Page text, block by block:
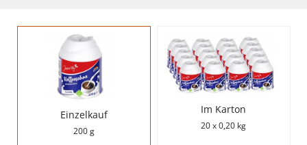
Einzelkauf
200 g
Im Karton
20 x 0,20 kg